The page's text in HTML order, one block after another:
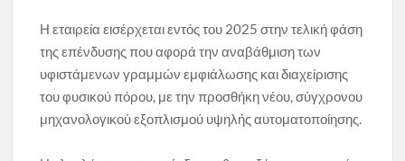
Η εταιρεία εισέρχεται εντός του 2025 στην τελική φάση
της επένδυσης που αφορά την αναβάθμιση των
υφιστάμενων γραμμών εμφιάλωσης και διαχείρισης
του φυσικού πόρου, με την προσθήκη νέου, σύγχρονου
μηχανολογικού εξοπλισμού υψηλής αυτοματοποίησης.